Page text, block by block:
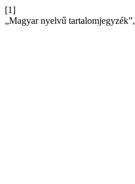
[1]
„Magyar nyelvű tartalomjegyzék”,